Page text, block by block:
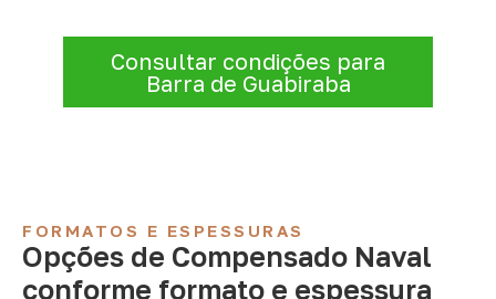
Consultar condições para
Barra de Guabiraba
FORMATOS E ESPESSURAS
Opções de Compensado Naval
conforme formato e espessura